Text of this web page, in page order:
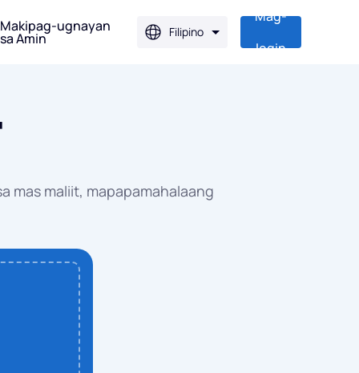
sa JPG
JPG
Makipag-ugnayan
sa Amin Filipino
Mag-
login
mas maliit, mapapamahalaang